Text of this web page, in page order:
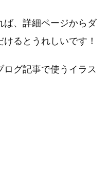
ば、詳細ページからダ
るとうれしいです！
グ記事で使うイラス